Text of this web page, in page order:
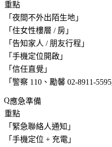
重點
「 夜間不外出陌生地 」
「 住女性樓層 / 房 」
「 告知家人 / 朋友行程 」
「 手機定位開啟 」
「 信任直覺 」
「 警察 110、勵馨 02-8911-5595
應急準備
重點
「 緊急聯絡人通知 」
「 手機定位 + 充電 」